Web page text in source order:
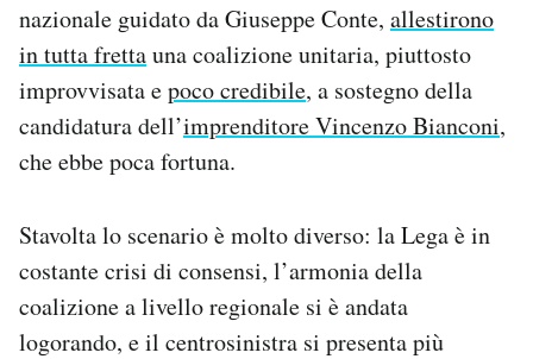
nazionale guidato da Giuseppe Conte, allestirono
in tutta frettauna coalizione unitaria, piuttosto
improvvisata epoco credibile, a sostegno della
candidatura dell’imprenditore Vincenzo Bianconi,
che ebbe poca fortuna.
Stavolta lo scenario è molto diverso: la Lega è in
costante crisi di consensi, l’armonia della
coalizione a livello regionale si è andata
logorando, e il centrosinistra si presenta più